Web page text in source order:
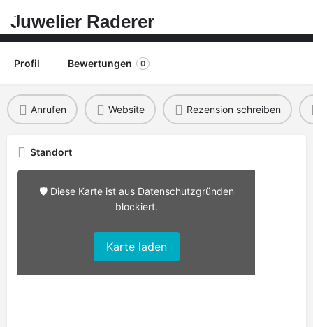
Juwelier Raderer
Profil Bewertungen 0
Anrufen Website Rezension schreiben
Standort
🛡️ Diese Karte ist aus Datenschutzgründen
blockiert.
Karte laden